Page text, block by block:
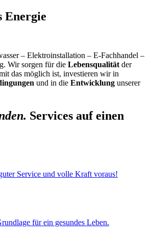
Energie
– Elektroinstallation – E-Fachhandel –
Wir sorgen für die Lebensqualität der
das möglich ist, investieren wir in
und in die Entwicklung unserer
Services auf einen
Service und volle Kraft voraus!
für ein gesundes Leben.